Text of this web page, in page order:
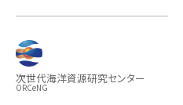
次世代海洋資源研究センター
ORCeNG